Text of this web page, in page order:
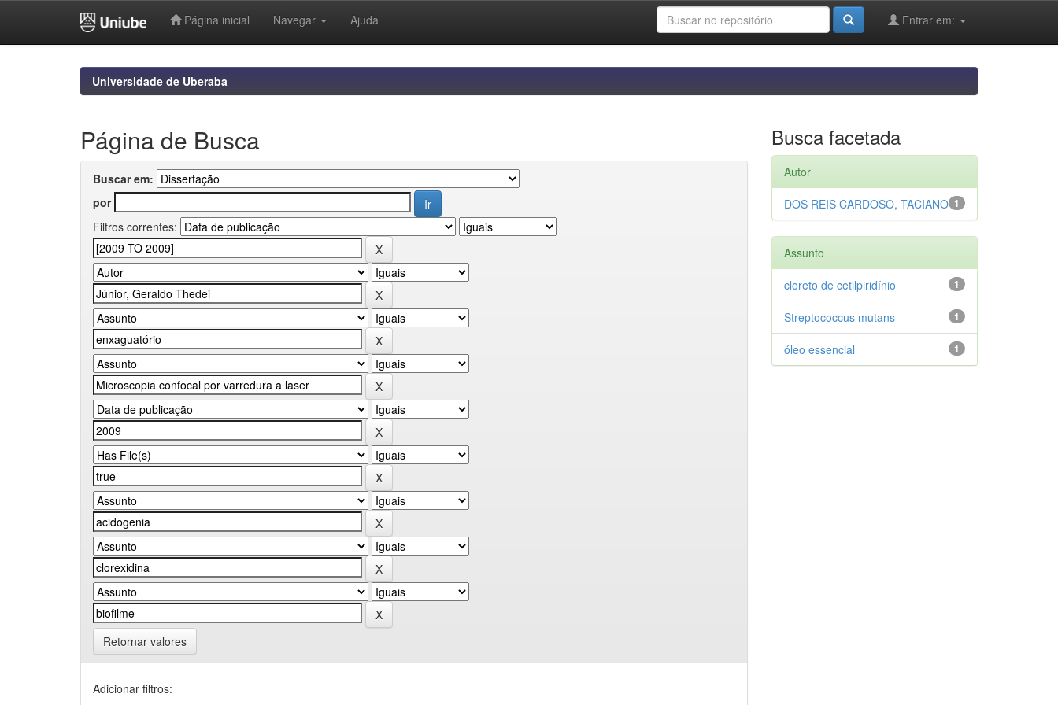
Página inicial Navegar Ajuda Entrar em:
Universidade de Uberaba
Página de Busca
Buscar em:
por
Filtros correntes:
Retornar valores
Adicionar filtros:
Busca facetada
Autor
1
DOS REIS CARDOSO, TACIANO
Assunto
1
cloreto de cetilpiridínio
1
Streptococcus mutans
1
óleo essencial